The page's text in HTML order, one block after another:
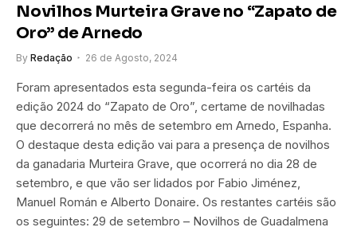
Novilhos Murteira Grave no “Zapato de
Oro” de Arnedo
By Redação 26 de Agosto, 2024
Foram apresentados esta segunda-feira os cartéis da
edição 2024 do “Zapato de Oro”, certame de novilhadas
que decorrerá no mês de setembro em Arnedo, Espanha.
O destaque desta edição vai para a presença de novilhos
da ganadaria Murteira Grave, que ocorrerá no dia 28 de
setembro, e que vão ser lidados por Fabio Jiménez,
Manuel Román e Alberto Donaire. Os restantes cartéis são
os seguintes: 29 de setembro – Novilhos de Guadalmena